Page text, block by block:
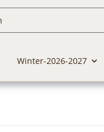
Winter-2026-2027